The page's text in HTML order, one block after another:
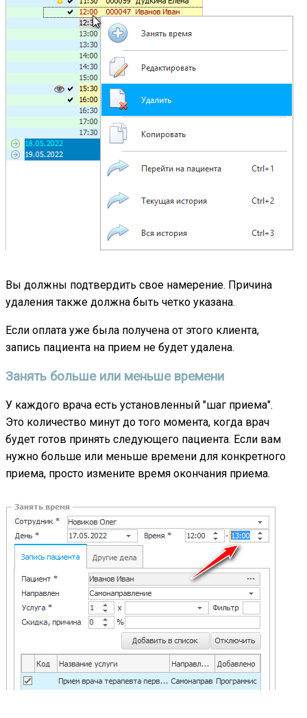
Вы должны подтвердить свое намерение. Причина
удаления также должна быть четко указана.
Если оплата уже была получена от этого клиента,
запись пациента на прием не будет удалена.
Занять больше или меньше времени
У каждого врача есть установленный "шаг приема".
Это количество минут до того момента, когда врач
будет готов принять следующего пациента. Если вам
нужно больше или меньше времени для конкретного
приема, просто измените время окончания приема.